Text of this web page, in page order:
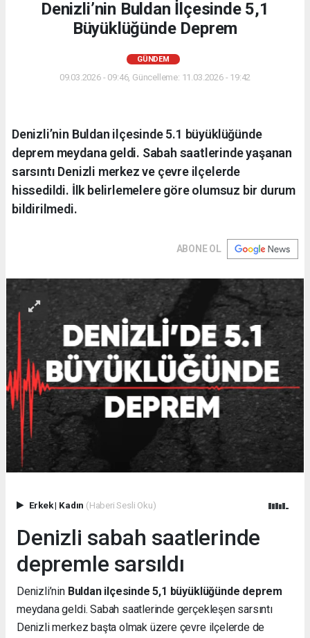
Denizli’nin Buldan İlçesinde 5,1
Büyüklüğünde Deprem
GÜNDEM
09.03.2026 - 09:46, Güncelleme: 11.03.2026 - 19:42
Denizli’nin Buldan ilçesinde 5.1 büyüklüğünde
deprem meydana geldi. Sabah saatlerinde yaşanan
sarsıntı Denizli merkez ve çevre ilçelerde
hissedildi. İlk belirlemelere göre olumsuz bir durum
bildirilmedi.
ABONE OL
Erkek| Kadın (Haberi Sesli Oku)
Denizli sabah saatlerinde
depremle sarsıldı
Denizli’nin Buldan ilçesinde 5,1 büyüklüğünde deprem
meydana geldi. Sabah saatlerinde gerçekleşen sarsıntı
Denizli merkez başta olmak üzere çevre ilçelerde de